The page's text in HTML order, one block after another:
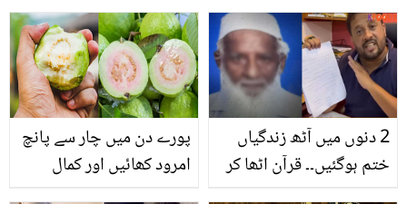
website
کے متعلق چونکا دینے والا
انکشاف
پورے دن میں چار سے پانچ
امرود کھائیں اور کمال
2 دنوں میں آٹھ زندگیاں
ختم ہوگئیں۔۔ قرآن اٹھا کر